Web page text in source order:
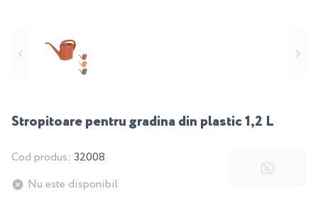
Stropitoare pentru gradina din plastic 1,2 L
Cod produs: 32008
Nu este disponibil